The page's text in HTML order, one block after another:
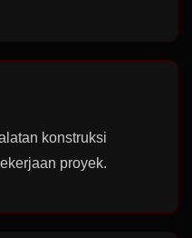
konstruksi
proyek.